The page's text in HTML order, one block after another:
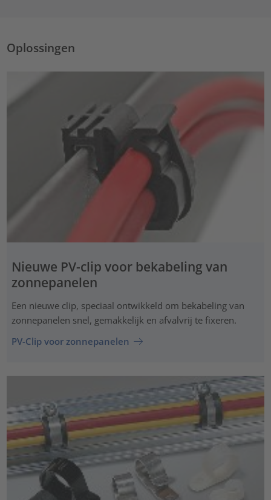
Oplossingen
Nieuwe PV-clip voor bekabeling van
zonnepanelen
Een nieuwe clip, speciaal ontwikkeld om bekabeling van
zonnepanelen snel, gemakkelijk en afvalvrij te fixeren.
PV-Clip voor zonnepanelen